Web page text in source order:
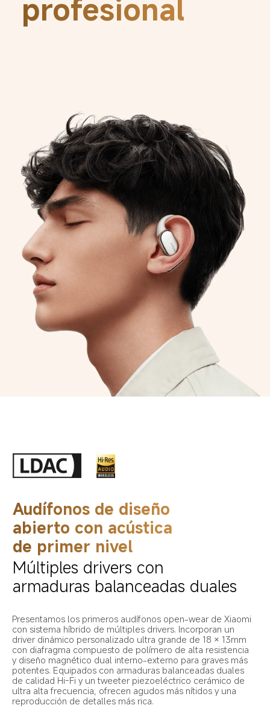
profesional
Audífonos de diseño
abierto con acústica
de primer nivel
Múltiples drivers con
armaduras balanceadas duales
Presentamos los primeros audífonos open-wear de Xiaomi
con sistema híbrido de múltiples drivers. Incorporan un
driver dinámico personalizado ultra grande de 18 × 13mm
con diafragma compuesto de polímero de alta resistencia
y diseño magnético dual interno-externo para graves más
potentes. Equipados con armaduras balanceadas duales
de calidad Hi-Fi y un tweeter piezoeléctrico cerámico de
ultra alta frecuencia, ofrecen agudos más nítidos y una
reproducción de detalles más rica.